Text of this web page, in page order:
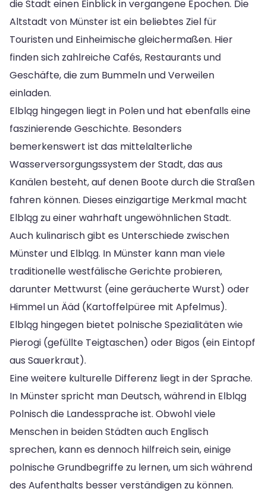
die Stadt einen Einblick in vergangene Epochen. Die
Altstadt von Münster ist ein beliebtes Ziel für
Touristen und Einheimische gleichermaßen. Hier
finden sich zahlreiche Cafés, Restaurants und
Geschäfte, die zum Bummeln und Verweilen
einladen.
Elbląg hingegen liegt in Polen und hat ebenfalls eine
faszinierende Geschichte. Besonders
bemerkenswert ist das mittelalterliche
Wasserversorgungssystem der Stadt, das aus
Kanälen besteht, auf denen Boote durch die Straßen
fahren können. Dieses einzigartige Merkmal macht
Elbląg zu einer wahrhaft ungewöhnlichen Stadt.
Auch kulinarisch gibt es Unterschiede zwischen
Münster und Elbląg. In Münster kann man viele
traditionelle westfälische Gerichte probieren,
darunter Mettwurst (eine geräucherte Wurst) oder
Himmel un Ääd (Kartoffelpüree mit Apfelmus).
Elbląg hingegen bietet polnische Spezialitäten wie
Pierogi (gefüllte Teigtaschen) oder Bigos (ein Eintopf
aus Sauerkraut).
Eine weitere kulturelle Differenz liegt in der Sprache.
In Münster spricht man Deutsch, während in Elbląg
Polnisch die Landessprache ist. Obwohl viele
Menschen in beiden Städten auch Englisch
sprechen, kann es dennoch hilfreich sein, einige
polnische Grundbegriffe zu lernen, um sich während
des Aufenthalts besser verständigen zu können.